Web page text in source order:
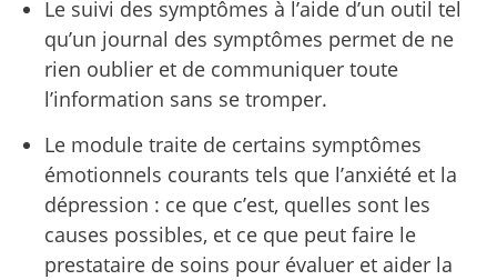
Le suivi des symptômes à l’aide d’un outil tel
qu’un journal des symptômes permet de ne
rien oublier et de communiquer toute
l’information sans se tromper.
Le module traite de certains symptômes
émotionnels courants tels que l’anxiété et la
dépression : ce que c’est, quelles sont les
causes possibles, et ce que peut faire le
prestataire de soins pour évaluer et aider la